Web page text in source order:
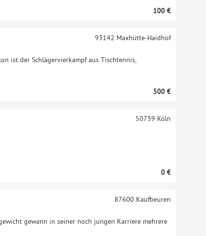
100 €
ist der Schlägervierkampf aus Tischtennis,
93142 Maxhütte-Haidhof
500 €
50739 Köln
0 €
gewann in seiner noch jungen Karriere mehrere
87600 Kaufbeuren